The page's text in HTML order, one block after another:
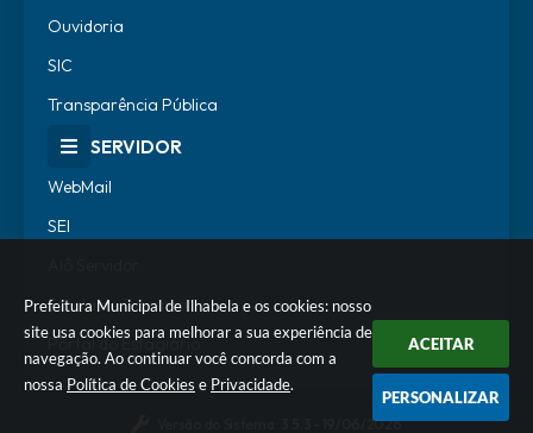
Prefeitura Municipal de Ilhabela e os cookies: nosso
site usa cookies para melhorar a sua experiência de
navegação. Ao continuar você concorda com a
nossa Política de Cookies e Privacidade.
ACEITAR
PERSONALIZAR
Ouvidoria
SIC
Transparência Pública
SERVIDOR
WebMail
SEI
Escola de Governo
Portal do Estagiário
3.5.3 - 19/06/2026